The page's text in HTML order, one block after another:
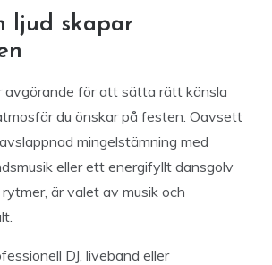
ljud skapar
avgörande för att sätta rätt känsla
du önskar på festen. Oavsett
mingelstämning med
eller ett energifyllt dansgolv
är valet av musik och
DJ, liveband eller